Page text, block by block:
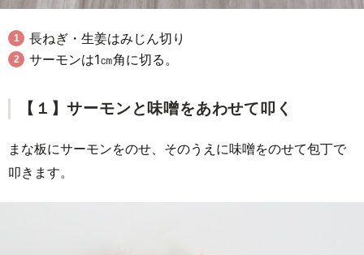
長ねぎ・生姜はみじん切り
サーモンは1㎝角に切る。
【１】サーモンと味噌をあわせて叩く
まな板にサーモンをのせ、そのうえに味噌をのせて包丁で
叩きます。